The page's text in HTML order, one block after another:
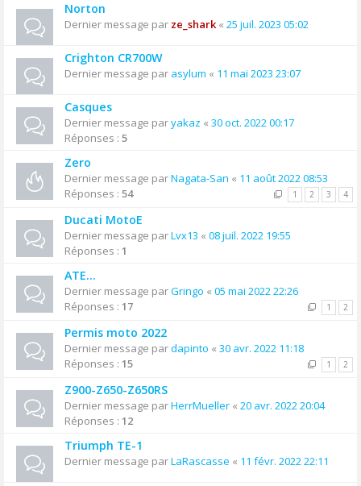
Norton
Dernier message par ze_shark« 25 juil. 2023 05:02
Crighton CR700W
Dernier message par asylum « 11 mai 2023 23:07
Casques
Dernier message paryakaz « 30 oct. 2022 00:17
Réponses : 5
Zero
Dernier message parNagata-San « 11 août 2022 08:53
Réponses : 54 1 2 3 4
Ducati MotoE
Dernier message parLvx13 « 08 juil. 2022 19:55
Réponses : 1
ATE...
Dernier message parGringo « 05 mai 2022 22:26
Réponses : 17 1 2
Permis moto 2022
Dernier message pardapinto « 30 avr. 2022 11:18
Réponses : 15 1 2
Z900-Z650-Z650RS
Dernier message parHerrMueller « 20 avr. 2022 20:04
Réponses : 12
Triumph TE-1
Dernier message parLaRascasse « 11 févr. 2022 22:11